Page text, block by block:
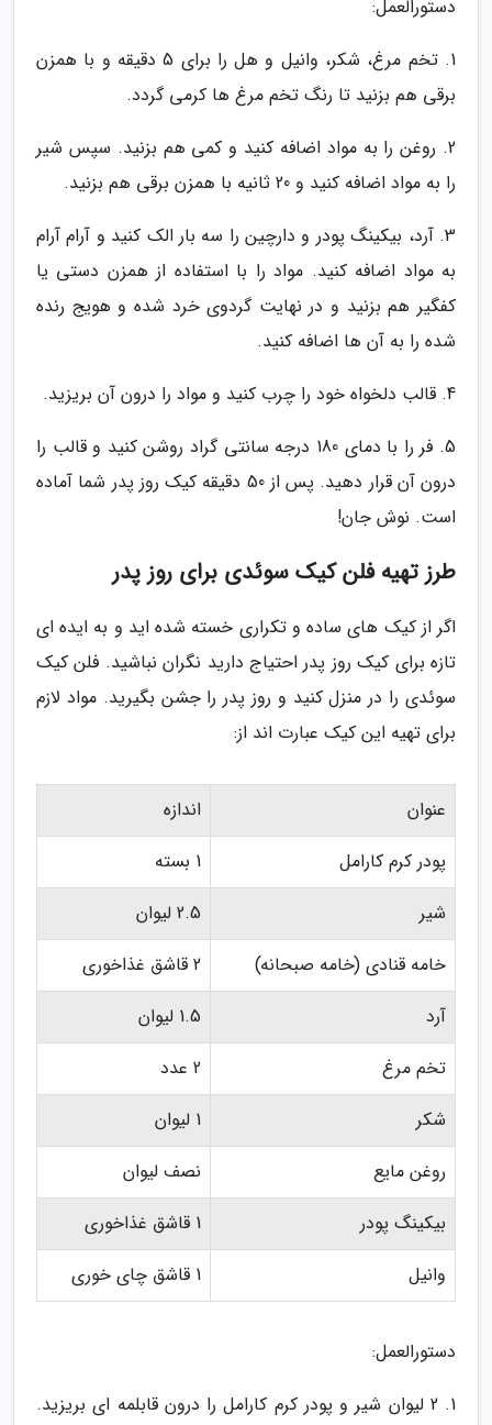
دستورالعمل:
1. تخم مرغ، شکر، وانیل و هل را برای 5 دقیقه و با همزن
برقی هم بزنید تا رنگ تخم مرغ ها کرمی گردد.
2. روغن را به مواد اضافه کنید و کمی هم بزنید. سپس شیر
را به مواد اضافه کنید و 20 ثانیه با همزن برقی هم بزنید.
3. آرد، بیکینگ پودر و دارچین را سه بار الک کنید و آرام آرام
به مواد اضافه کنید. مواد را با استفاده از همزن دستی یا
کفگیر هم بزنید و در نهایت گردوی خرد شده و هویج رنده
شده را به آن ها اضافه کنید.
4. قالب دلخواه خود را چرب کنید و مواد را درون آن بریزید.
5. فر را با دمای 180 درجه سانتی گراد روشن کنید و قالب را
درون آن قرار دهید. پس از 50 دقیقه کیک روز پدر شما آماده
است. نوش جان!
طرز تهیه فلن کیک سوئدی برای روز پدر
اگر از کیک های ساده و تکراری خسته شده اید و به ایده ای
تازه برای کیک روز پدر احتیاج دارید نگران نباشید. فلن کیک
سوئدی را در منزل کنید و روز پدر را جشن بگیرید. مواد لازم
برای تهیه این کیک عبارت اند از:
عنوان
اندازه
پودر کرم کارامل
1 بسته
شیر
2.5 لیوان
خامه قنادی (خامه صبحانه)
2 قاشق غذاخوری
آرد
1.5 لیوان
تخم مرغ
2 عدد
شکر
1 لیوان
روغن مایع
نصف لیوان
بیکینگ پودر
1 قاشق غذاخوری
وانیل
1 قاشق چای خوری
دستورالعمل:
1. 2 لیوان شیر و پودر کرم کارامل را درون قابلمه ای بریزید.